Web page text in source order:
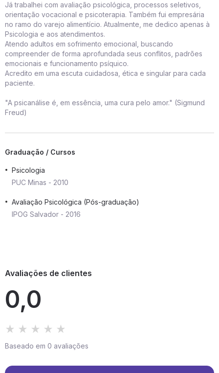
Já trabalhei com avaliação psicológica, processos seletivos,
orientação vocacional e psicoterapia. Também fui empresária
no ramo do varejo alimentício. Atualmente, me dedico apenas à
Psicologia e aos atendimentos.
Atendo adultos em sofrimento emocional, buscando
compreender de forma aprofundada seus conflitos, padrões
emocionais e funcionamento psíquico.
Acredito em uma escuta cuidadosa, ética e singular para cada
paciente.
"A psicanálise é, em essência, uma cura pelo amor." (Sigmund
Freud)
Graduação / Cursos
Psicologia
PUC Minas - 2010
Avaliação Psicológica (Pós-graduação)
IPOG Salvador - 2016
Avaliações de clientes
0,0
Baseado em 0 avaliações